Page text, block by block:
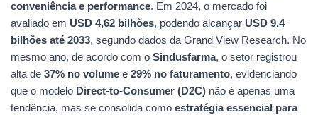
conveniência e performance. Em 2024, o mercado foi
avaliado em USD 4,62 bilhões, podendo alcançar USD 9,4
bilhões até 2033, segundo dados da Grand View Research. No
mesmo ano, de acordo com o Sindusfarma, o setor registrou
alta de 37% no volume e 29% no faturamento, evidenciando
que o modelo Direct-to-Consumer (D2C) não é apenas uma
tendência, mas se consolida como estratégia essencial para